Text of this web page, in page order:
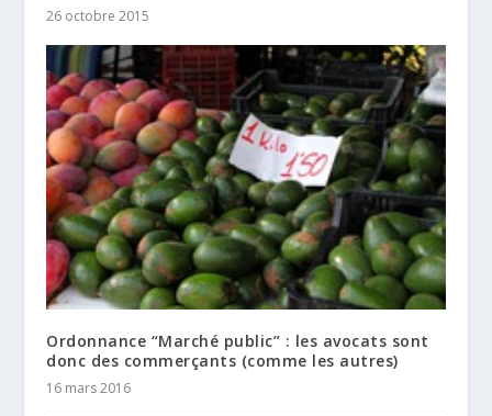
26 octobre 2015
Ordonnance “Marché public” : les avocats sont
donc des commerçants (comme les autres)
16 mars 2016